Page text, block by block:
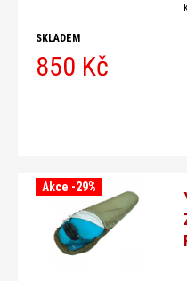
SKLADEM
850 Kč
Akce -29%